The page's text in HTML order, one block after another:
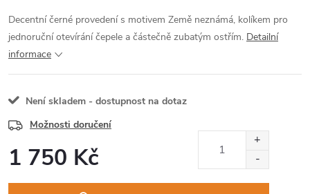
Decentní černé provedení s motivem Země neznámá, kolíkem pro
jednoruční otevírání čepele a částečně zubatým ostřím. Detailní
informace
Není skladem - dostupnost na dotaz
Možnosti doručení
1 750 Kč